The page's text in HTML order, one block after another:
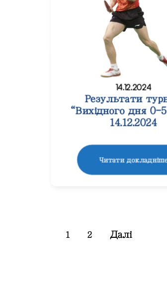
14.12.2024
Результати
“Вихідного дня 0-
14.12.2024
Читати
1 2 Далі